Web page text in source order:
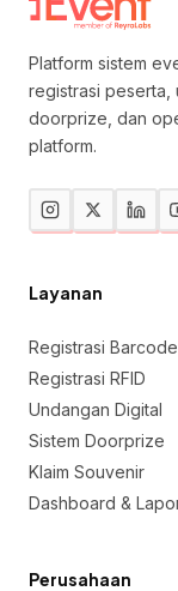
Platform sistem
registrasi peserta,
doorprize, dan
platform.
Layanan
Registrasi
Registrasi RFID
Undangan Digital
Sistem Doorprize
Klaim Souvenir
Dashboard &
Perusahaan